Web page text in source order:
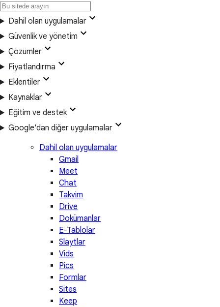
Dahil olan uygulamalar
Güvenlik ve yönetim
Çözümler
Fiyatlandırma
Eklentiler
Kaynaklar
Eğitim ve destek
Google'dan diğer uygulamalar
Dahil olan uygulamalar
Gmail
Meet
Chat
Takvim
Drive
Dokümanlar
E-Tablolar
Slaytlar
Vids
Pics
Formlar
Sites
Keep